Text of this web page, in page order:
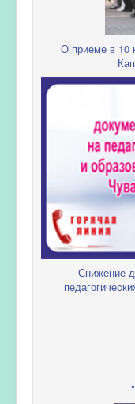
О приеме в
Снижение